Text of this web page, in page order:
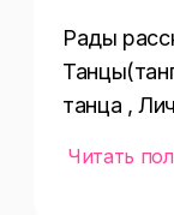
Рады
танца ,
Читать